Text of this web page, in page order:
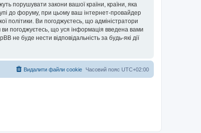
порушувати закони вашої країни, країни, яка
до форуму, при цьому ваш інтернет-провайдер
політики. Ви погоджуєтесь, що адміністратори
погоджуєтесь, що уся інформація введена вами
не буде нести відповідальність за будь-які дії
Часовий пояс UTC+02:00
Видалити файли cookie